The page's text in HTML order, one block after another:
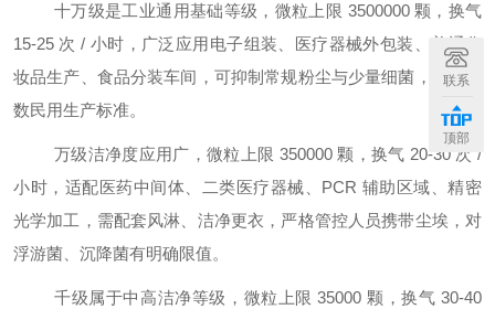
十万级是工业通用基础等级，微粒上限 3500000 颗，换气
15-25 次 / 小时，广泛应用电子组装、医疗器械外包装、普通化
妆品生产、食品分装车间，可抑制常规粉尘与少量细菌，满足多
数民用生产标准。
万级洁净度应用广，微粒上限 350000 颗，换气 20-30 次 /
小时，适配医药中间体、二类医疗器械、PCR 辅助区域、精密
光学加工，需配套风淋、洁净更衣，严格管控人员携带尘埃，对
浮游菌、沉降菌有明确限值。
千级属于中高洁净等级，微粒上限 35000 颗，换气 30-40
联系
顶部